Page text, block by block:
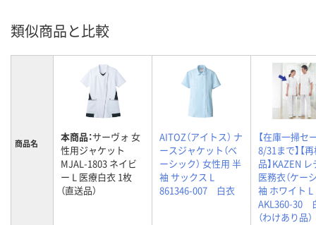
類似商品と比較
商品名 本商品：サーヴォ 女
性用ジャケット
MJAL-1803 ネイビ
ー L 医療白衣 1枚
（直送品）
AITOZ（アイトス） ナ
ースジャケット（ベ
ーシック） 女性用 半
袖 サックス L
861346-007 白衣
【在庫一掃セ
8/31まで】【
品】KAZEN
医務衣（ケー
袖 ホワイト L
AKL360-30
（わけあり品）